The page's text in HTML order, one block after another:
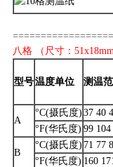
八格 （尺寸：
型号温度单位 测温
A
°C(摄氏度) 37 40
°F(华氏度) 99 104
B
°C(摄氏度) 71 77
°F(华氏度) 160